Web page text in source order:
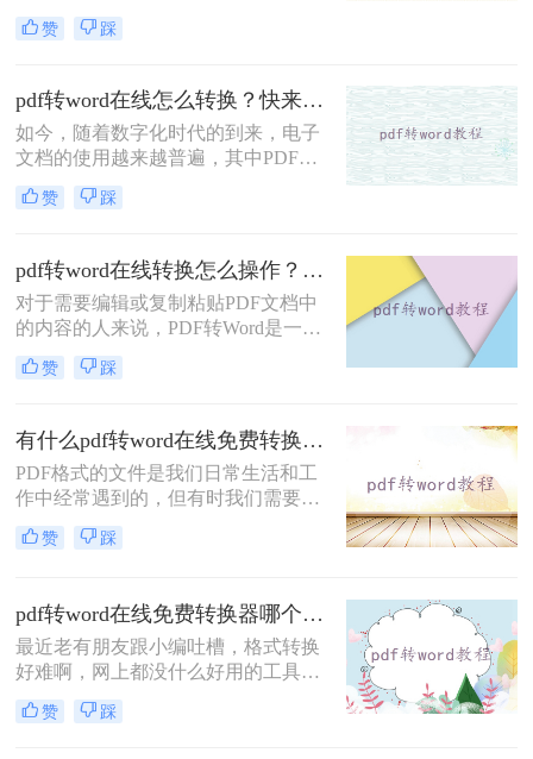
好地编辑、修改和使用其中的内容。
然而，许多人在进行PDF转Word操作
问题。那么pdf怎么转换成word在线转
化呢？本文将为您介绍一种简单易用
的在线转换方法，帮助您快速将PDF
转换成Word格式。
赞 踩
pdf转word在线怎么转换？快来学习这1个快捷格式转换方法~
如今，随着数字化时代的到来，电子
文档的使用越来越普遍，其中PDF作
为一种常用的电子文档格式，广泛应
用于各个领域。然而，有时我们需要
或修改，这就需要借助PDF转Word的
在线工具了。那么pdf转word在线怎么
转换呢？下面一起看看这个工具吧。
赞 踩
pdf转word在线转换怎么操作？教你转转大师在线转换！
对于需要编辑或复制粘贴PDF文档中
的内容的人来说，PDF转Word是一个
非常方便的工具。转转大师是一个在
线PDF转Word的工具，它可以帮助您
Word文件。那么pdf转word在线转换
怎么操作呢？在本文中，我们将详细
介绍如何使用转转大师进行PDF转
Word操作。
赞 踩
有什么pdf转word在线免费转换器吗？3个免费在线工具推荐！
PDF格式的文件是我们日常生活和工
作中经常遇到的，但有时我们需要对
其进行编辑或复制文字等操作，就会
希望将PDF文件转换为Word格式。那
费在线的PDF转Word工具，让您轻松
解决此类问题。
赞 踩
pdf转word在线免费转换器哪个好用？试试这三款转换工具！
最近老有朋友跟小编吐槽，格式转换
好难啊，网上都没什么好用的工具，
想要将一份PDF格式的文档转换成
Word文档，但是试过很多软件了，转
赞 踩